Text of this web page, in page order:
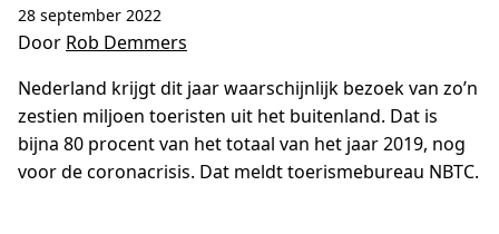
28 september 2022
Door Rob Demmers
Nederland krijgt dit jaar waarschijnlijk bezoek van zo’n
zestien miljoen toeristen uit het buitenland. Dat is
bijna 80 procent van het totaal van het jaar 2019, nog
voor de coronacrisis. Dat meldt toerismebureau NBTC.